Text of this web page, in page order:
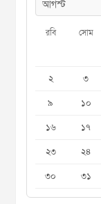
রবি সোম
২
৩
৯
১০
১৬
১৭
২৩
২৪
৩০
৩১